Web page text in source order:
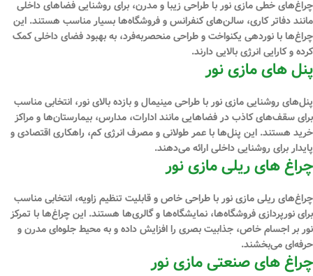
چراغ‌های خطی مازی نور با طراحی زیبا و مدرن، برای روشنایی فضاهای داخلی
مانند دفاتر کاری، سالن‌های کنفرانس و فروشگاه‌ها بسیار مناسب هستند. این
چراغ‌ها با نوردهی یکنواخت و طراحی منحصربه‌فرد، به بهبود فضای داخلی کمک
کرده و کارایی انرژی بالایی دارند.
پنل ‌های مازی نور
پنل‌های روشنایی مازی نور با طراحی مینیمال و بازده بالای نور، انتخابی مناسب
برای سقف‌های کاذب در فضاهایی مانند ادارات، مدارس، بیمارستان‌ها و مراکز
خرید هستند. این پنل‌ها با عمر طولانی و مصرف انرژی کم، راهکاری اقتصادی و
پایدار برای روشنایی داخلی ارائه می‌دهند.
چراغ‌ های ریلی مازی نور
چراغ‌های ریلی مازی نور با طراحی خاص و قابلیت تنظیم زاویه، انتخابی مناسب
برای نورپردازی فروشگاه‌ها، نمایشگاه‌ها و گالری‌ها هستند. این چراغ‌ها با تمرکز
نور بر اجسام خاص، جذابیت بصری را افزایش داده و به محیط جلوه‌ای مدرن و
حرفه‌ای می‌بخشند.
چراغ‌ های صنعتی مازی نور